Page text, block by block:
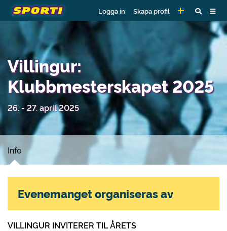
Logga in Skapa profil
Villingur:
Klubbmesterskapet 2025
26. - 27. april 2025
Info
VILLINGUR INVITERER TIL ÅRETS
Evenemanget organiseras av